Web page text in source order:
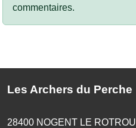
commentaires.
Les Archers du Perche
28400 NOGENT LE ROTROU